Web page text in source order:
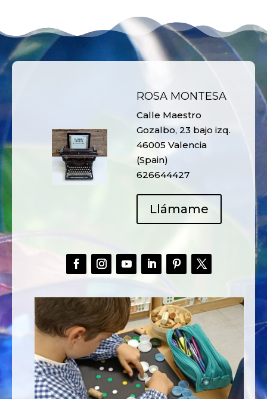
ROSA MONTESA
Calle Maestro
Gozalbo, 23 bajo izq.
46005 Valencia
(Spain)
626644427
Llámame